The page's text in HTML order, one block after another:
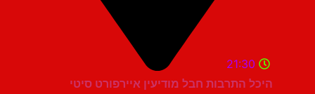
היכל התרבות חבל מודיעין איירפורט סיטי
21:30